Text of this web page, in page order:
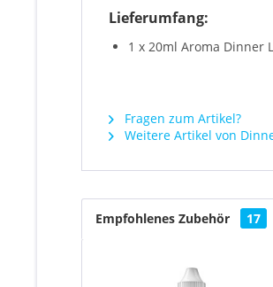
Lieferumfang:
1 x 20ml Aroma Dinner
Fragen zum Artikel?
Weitere Artikel von
Empfohlenes Zubehör 17